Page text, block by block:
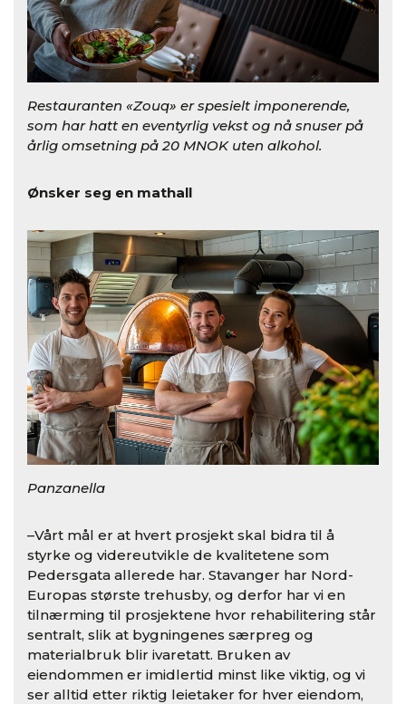
Restauranten «Zouq» er spesielt imponerende,
som har hatt en eventyrlig vekst og nå snuser på
årlig omsetning på 20 MNOK uten alkohol.
Ønsker seg en mathall
Panzanella
–Vårt mål er at hvert prosjekt skal bidra til å
styrke og videreutvikle de kvalitetene som
Pedersgata allerede har. Stavanger har Nord-
Europas største trehusby, og derfor har vi en
tilnærming til prosjektene hvor rehabilitering står
sentralt, slik at bygningenes særpreg og
materialbruk blir ivaretatt. Bruken av
eiendommen er imidlertid minst like viktig, og vi
ser alltid etter riktig leietaker for hver eiendom,